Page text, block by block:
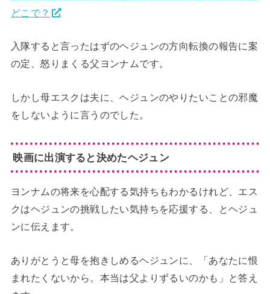
どこで？
入隊すると言ったはずのヘジュンの方向転換の報告に案
の定、怒りまくる父ヨンナムです。
しかし母エスクは夫に、ヘジュンのやりたいことの邪魔
をしないように言うのでした。
映画に出演すると決めたヘジュン
ヨンナムの将来を心配する気持ちもわかるけれど、エス
クはヘジュンの挑戦したい気持ちを応援する、とヘジュ
ンに伝えます。
ありがとうと母を抱きしめるヘジュンに、「あなたに恨
まれたくないから。本当は父よりずるいのかも」と答え